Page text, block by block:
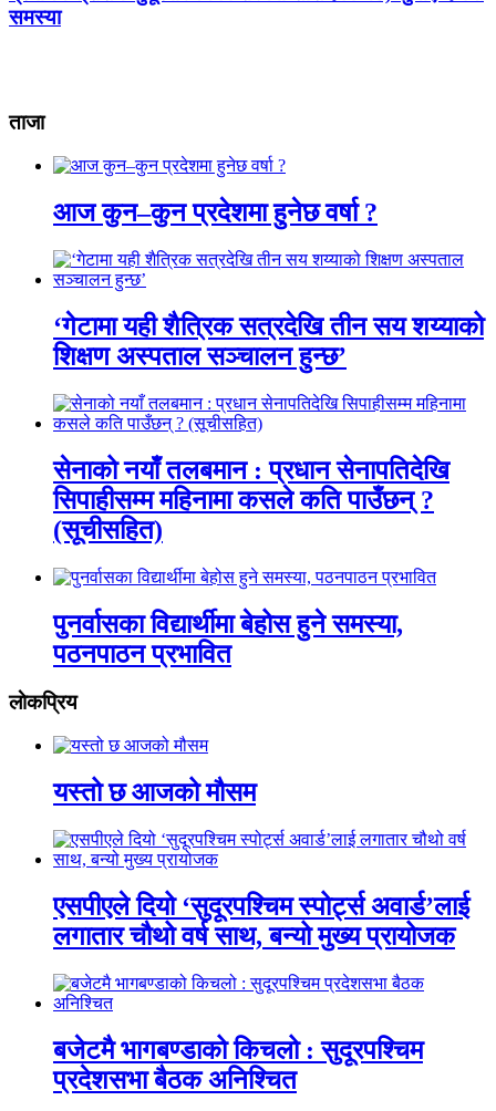
समस्या
ताजा
आज कुन–कुन प्रदेशमा हुनेछ वर्षा ?
‘गेटामा यही शैत्रिक सत्रदेखि तीन सय शय्याको
शिक्षण अस्पताल सञ्चालन हुन्छ’
सेनाको नयाँ तलबमान : प्रधान सेनापतिदेखि
सिपाहीसम्म महिनामा कसले कति पाउँछन् ?
(सूचीसहित)
पुनर्वासका विद्यार्थीमा बेहोस हुने समस्या,
पठनपाठन प्रभावित
लाेकप्रिय
यस्तो छ आजको मौसम
एसपीएले दियो ‘सुदूरपश्चिम स्पोर्ट्स अवार्ड’लाई
लगातार चौथो वर्ष साथ, बन्यो मुख्य प्रायोजक
बजेटमै भागबण्डाको किचलो : सुदूरपश्चिम
प्रदेशसभा बैठक अनिश्चित